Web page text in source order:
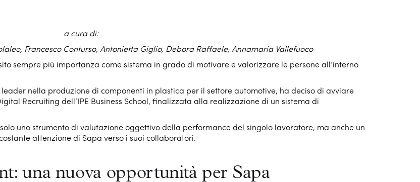
a cura di:
Francesco Conturso, Antonietta Giglio, Debora Raffaele, Annamaria Vallefuoco
sempre più importanza come sistema in grado di motivare e valorizzare le persone all’interno
nella produzione di componenti in plastica per il settore automotive, ha deciso di avviare
Recruiting dell’IPE Business School, finalizzata alla realizzazione di un sistema di
uno strumento di valutazione oggettivo della performance del singolo lavoratore, ma anche un
attenzione di Sapa verso i suoi collaboratori.
una nuova opportunità per Sapa